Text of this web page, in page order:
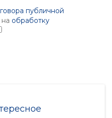
публичной
обработку